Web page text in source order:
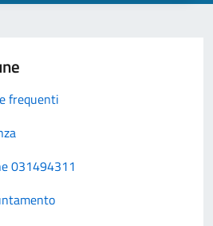
frequenti
031494311